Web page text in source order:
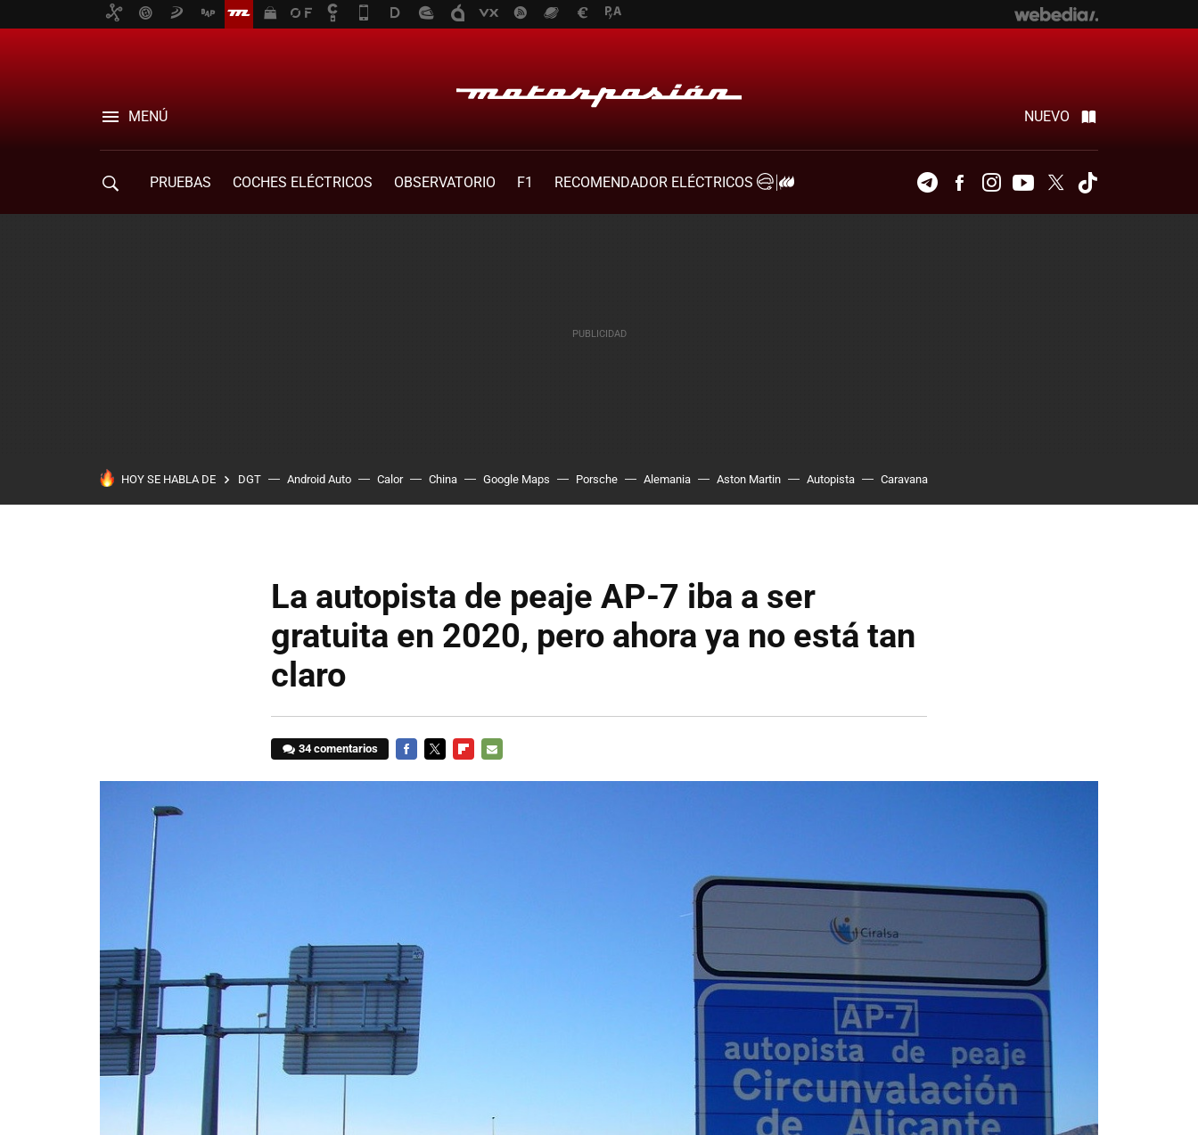
MENÚ NUEVO
PRUEBAS COCHES ELÉCTRICOS OBSERVATORIO F1
RECOMENDADOR ELÉCTRICOS
TelegramFacebookInstagramYoutubeTwitter
HOY SE HABLA DE DGT Android Auto Calor China Google Maps Porsche Alemania Aston Martin Autopista Caravana
La autopista de peaje AP-7 iba a ser
gratuita en 2020, pero ahora ya no está tan
claro
34 comentarios